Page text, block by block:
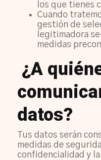
los que tienes
Cuando
gestión de
legitimadora
medidas
¿A
datos?
Tus datos serán
medidas de
confidencialidad y